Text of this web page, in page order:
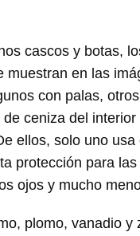
cascos y botas,
muestran en las
con palas,
de ceniza del
ellos, solo uno usa
protección para
ojos y mucho
plomo, vanadio y